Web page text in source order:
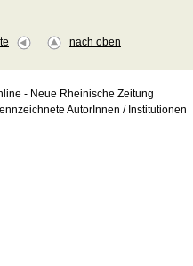
nach oben
- Neue Rheinische Zeitung
AutorInnen / Institutionen